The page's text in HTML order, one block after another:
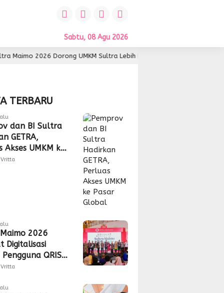
Sabtu, 08 Agu 2026
UMKM Sultra Lebih Inovatif dan Berdaya Saing
TERBARU
dan BI Sultra
GETRA,
Akses UMKM ke
Vritta
2026
Digitalisasi
Pengguna QRIS
350 Ribu
Vritta